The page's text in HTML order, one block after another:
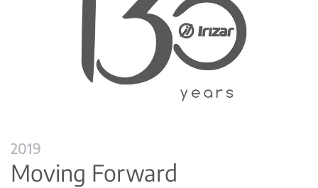
2019
Moving Forward